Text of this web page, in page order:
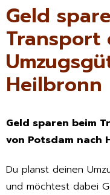
Geld
Transport
Heilbronn
Geld sparen beim
von Potsdam nach
Du planst deinen
und möchtest dabei